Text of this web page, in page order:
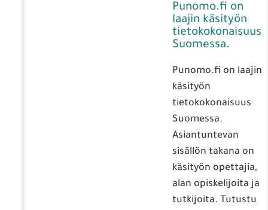
Punomo.fi on
laajin käsityön
tietokokonaisuus
Suomessa.
Punomo.fi on laajin
käsityön
tietokokonaisuus
Suomessa.
Asiantuntevan
sisällön takana on
käsityön opettajia,
alan opiskelijoita ja
tutkijoita. Tutustu